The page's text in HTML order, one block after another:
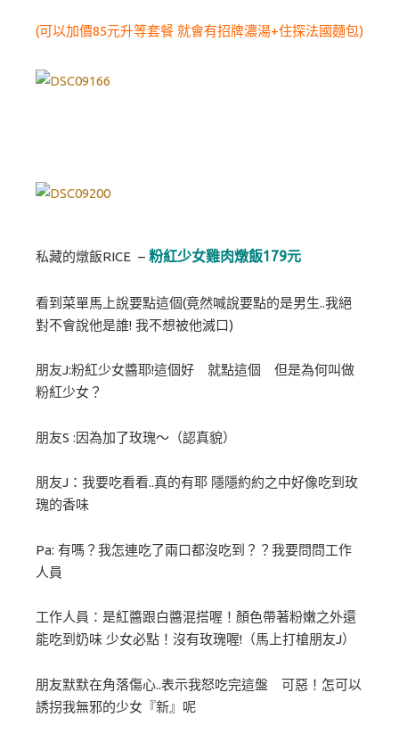
(可以加價85元升等套餐 就會有招牌濃湯+住探法國麵包)
私藏的燉飯RICE – 粉紅少女雞肉燉飯179元
看到菜單馬上說要點這個(竟然喊說要點的是男生..我絕
對不會說他是誰! 我不想被他滅口)
朋友J:粉紅少女醬耶!這個好 就點這個 但是為何叫做
粉紅少女？
朋友S :因為加了玫瑰～（認真貌）
朋友J：我要吃看看..真的有耶 隱隱約約之中好像吃到玫
瑰的香味
Pa: 有嗎？我怎連吃了兩口都沒吃到？？我要問問工作
人員
工作人員：是紅醬跟白醬混搭喔！顏色帶著粉嫩之外還
能吃到奶味 少女必點！沒有玫瑰喔!（馬上打槍朋友J）
朋友默默在角落傷心..表示我怒吃完這盤 可惡！怎可以
誘拐我無邪的少女『新』呢